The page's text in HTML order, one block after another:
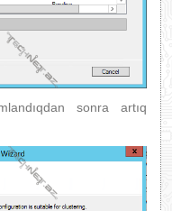
sonra artıq